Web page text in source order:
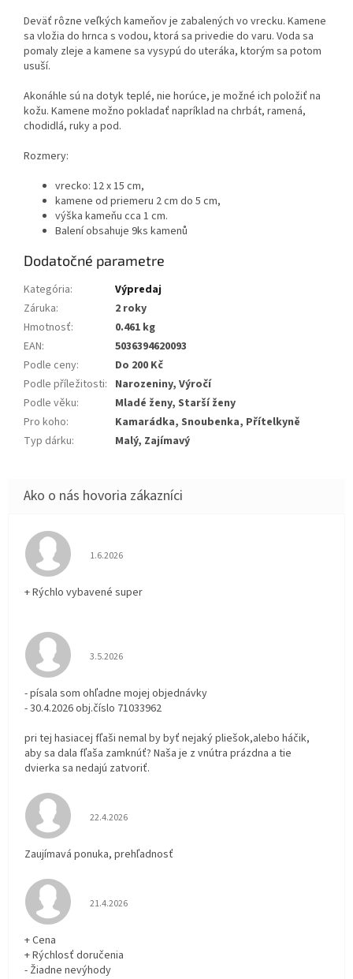
Deväť rôzne veľkých kameňov je zabalených vo vrecku. Kamene
sa vložia do hrnca s vodou, ktorá sa privedie do varu. Voda sa
pomaly zleje a kamene sa vysypú do uteráka, ktorým sa potom
usuší.
Akonáhle sú na dotyk teplé, nie horúce, je možné ich položiť na
kožu. Kamene možno pokladať napríklad na chrbát, ramená,
chodidlá, ruky a pod.
Rozmery:
vrecko: 12 x 15 cm,
kamene od priemeru 2 cm do 5 cm,
výška kameňu cca 1 cm.
Balení obsahuje 9ks kamenů
Dodatočné parametre
Kategória:
Výpredaj
Záruka:
2 roky
Hmotnosť:
0.461 kg
EAN:
5036394620093
Podle ceny:
Do 200 Kč
Podle příležitosti: Narozeniny, Výročí
Podle věku:
Mladé ženy, Starší ženy
Pro koho:
Kamarádka, Snoubenka, Přítelkyně
Typ dárku: Malý, Zajímavý
Hodnotenie obchodu je 5 z 5 hviezdičiek.
1.6.2026
+ Rýchlo vybavené super
Hodnotenie obchodu je 3 z 5 hviezdičiek.
3.5.2026
- písala som ohľadne mojej objednávky
- 30.4.2026 obj.číslo 71033962
pri tej hasiacej fľaši nemal by byť nejaký pliešok,alebo háčik,
aby sa dala fľaša zamknúť? Naša je z vnútra prázdna a tie
dvierka sa nedajú zatvoriť.
Hodnotenie obchodu je 5 z 5 hviezdičiek.
22.4.2026
Zaujímavá ponuka, prehľadnosť
Hodnotenie obchodu je 5 z 5 hviezdičiek.
21.4.2026
+ Cena
+ Rýchlosť doručenia
- Žiadne nevýhody